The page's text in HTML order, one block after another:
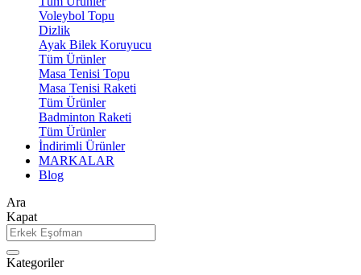
Voleybol Topu
Dizlik
Ayak Bilek Koruyucu
Tüm Ürünler
Masa Tenisi Topu
Masa Tenisi Raketi
Tüm Ürünler
Badminton Raketi
Tüm Ürünler
İndirimli Ürünler
MARKALAR
Blog
Ara
Kapat
Kategoriler